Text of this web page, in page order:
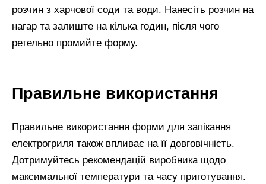
розчин з харчової соди та води. Нанесіть розчин на
нагар та залиште на кілька годин, після чого
ретельно промийте форму.
Правильне використання
Правильне використання форми для запікання
електрогриля також впливає на її довговічність.
Дотримуйтесь рекомендацій виробника щодо
максимальної температури та часу приготування.